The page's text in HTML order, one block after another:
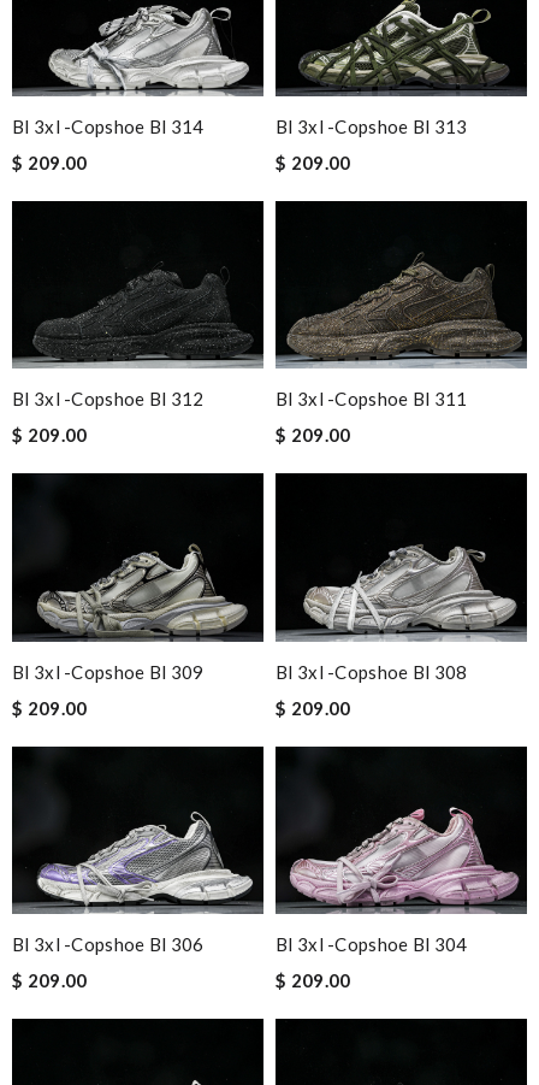
Bl 3xl -copshoe Bl 314
$ 209.00
Bl 3xl -copshoe Bl 313
$ 209.00
Bl 3xl -copshoe Bl 312
$ 209.00
Bl 3xl -copshoe Bl 311
$ 209.00
Bl 3xl -copshoe Bl 309
$ 209.00
Bl 3xl -copshoe Bl 308
$ 209.00
Bl 3xl -copshoe Bl 306
$ 209.00
Bl 3xl -copshoe Bl 304
$ 209.00